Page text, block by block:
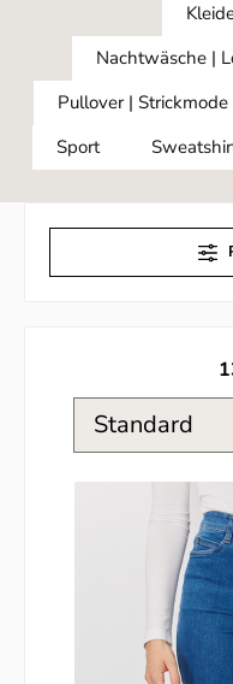
Nachtwäsche |
Pullover | Strickmode
Sport